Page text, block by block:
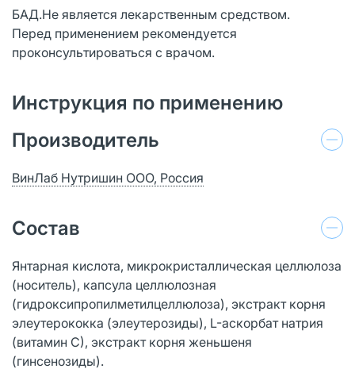
БАД.Не является лекарственным средством.
Перед применением рекомендуется
проконсультироваться с врачом.
Инструкция по применению
Производитель
ВинЛаб Нутришин ООО, Россия
Состав
Янтарная кислота, микрокристаллическая целлюлоза
(носитель), капсула целлюлозная
(гидроксипропилметилцеллюлоза), экстракт корня
элеутерококка (элеутерозиды), L-аскорбат натрия
(витамин С), экстракт корня женьшеня
(гинсенозиды).